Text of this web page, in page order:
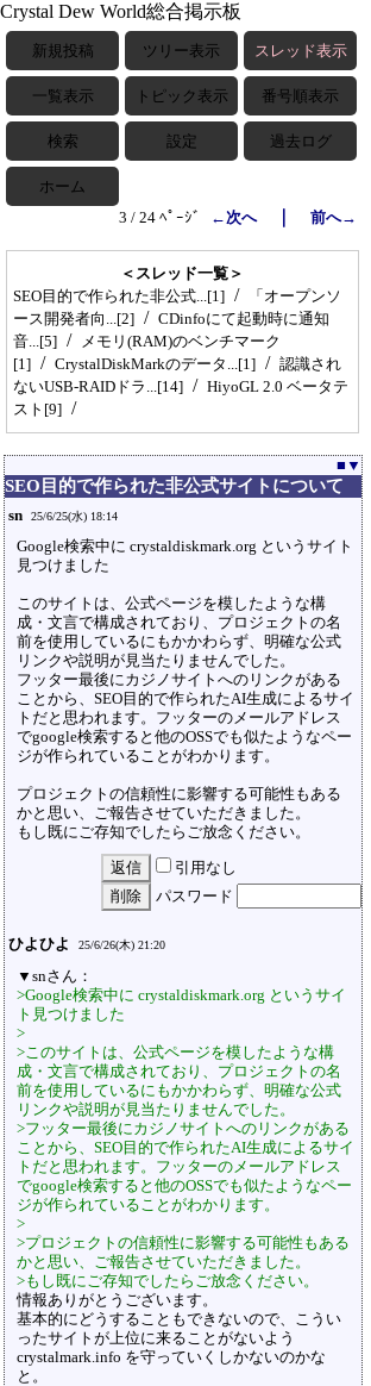
Crystal Dew World総合掲示板
新規投稿 ツリー表示 スレッド表示
一覧表示 トピック表示 番号順表示
検索 設定 過去ログ
ホーム
3 / 24 ﾍﾟｰｼﾞ
←次へ｜ 前へ→
＜スレッド一覧＞
SEO目的で作られた非公式...[1]/
「オープンソ
ース開発者向...[2]/ CDinfoにて起動時に通知
音...[5]/ メモリ(RAM)のベンチマーク
[1]/ CrystalDiskMarkのデータ...[1]/ 認識され
ないUSB-RAIDドラ...[14]/ HiyoGL 2.0 ベータテ
スト[9]/
■ ▼
SEO目的で作られた非公式サイトについて
sn 25/6/25(水) 18:14
Google検索中に crystaldiskmark.org というサイト
見つけました
このサイトは、公式ページを模したような構
成・文言で構成されており、プロジェクトの名
前を使用しているにもかかわらず、明確な公式
リンクや説明が見当たりませんでした。
フッター最後にカジノサイトへのリンクがある
ことから、SEO目的で作られたAI生成によるサイ
トだと思われます。フッターのメールアドレス
でgoogle検索すると他のOSSでも似たようなペー
ジが作られていることがわかります。
プロジェクトの信頼性に影響する可能性もある
かと思い、ご報告させていただきました。
もし既にご存知でしたらご放念ください。
引用なし
パスワード
ひよひよ 25/6/26(木) 21:20
▼snさん：
>Google検索中に crystaldiskmark.org というサイ
ト見つけました
>
>このサイトは、公式ページを模したような構
成・文言で構成されており、プロジェクトの名
前を使用しているにもかかわらず、明確な公式
リンクや説明が見当たりませんでした。
>フッター最後にカジノサイトへのリンクがある
ことから、SEO目的で作られたAI生成によるサイ
トだと思われます。フッターのメールアドレス
でgoogle検索すると他のOSSでも似たようなペー
ジが作られていることがわかります。
>
>プロジェクトの信頼性に影響する可能性もある
かと思い、ご報告させていただきました。
>もし既にご存知でしたらご放念ください。
情報ありがとうございます。
基本的にどうすることもできないので、こうい
ったサイトが上位に来ることがないよう
crystalmark.info を守っていくしかないのかな
と。